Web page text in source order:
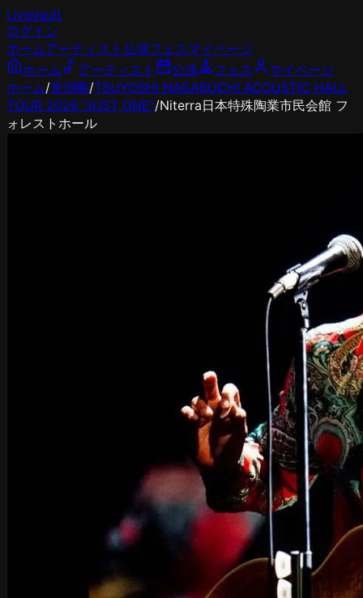
LiveVault
ログイン
ホームアーティスト 公演フェスマイページ
ホーム
アーティスト 公演 フェス
マイページ
ホーム/長渕剛/TSUYOSHI NAGABUCHI ACOUSTIC HALL
TOUR 2026 "JUST ONE"/Niterra日本特殊陶業市民会館 フ
ォレストホール